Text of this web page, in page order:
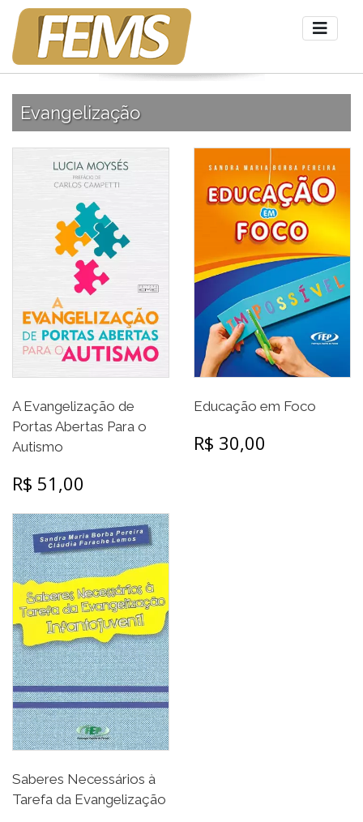
Evangelização
A Evangelização de
Portas Abertas Para o
Autismo
R$ 51,00
Educação em Foco
R$ 30,00
Saberes Necessários à
Tarefa da Evangelização